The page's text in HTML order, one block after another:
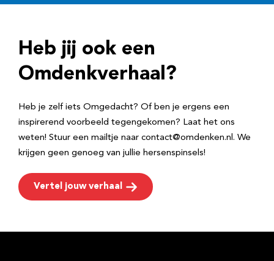
r
e
Heb jij ook een
Omdenkverhaal?
Heb je zelf iets Omgedacht? Of ben je ergens een
inspirerend voorbeeld tegengekomen? Laat het ons
weten! Stuur een mailtje naar contact@omdenken.nl. We
krijgen geen genoeg van jullie hersenspinsels!
Vertel jouw verhaal